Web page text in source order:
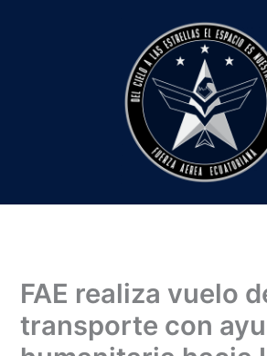
FAE realiza vuelo
transporte con